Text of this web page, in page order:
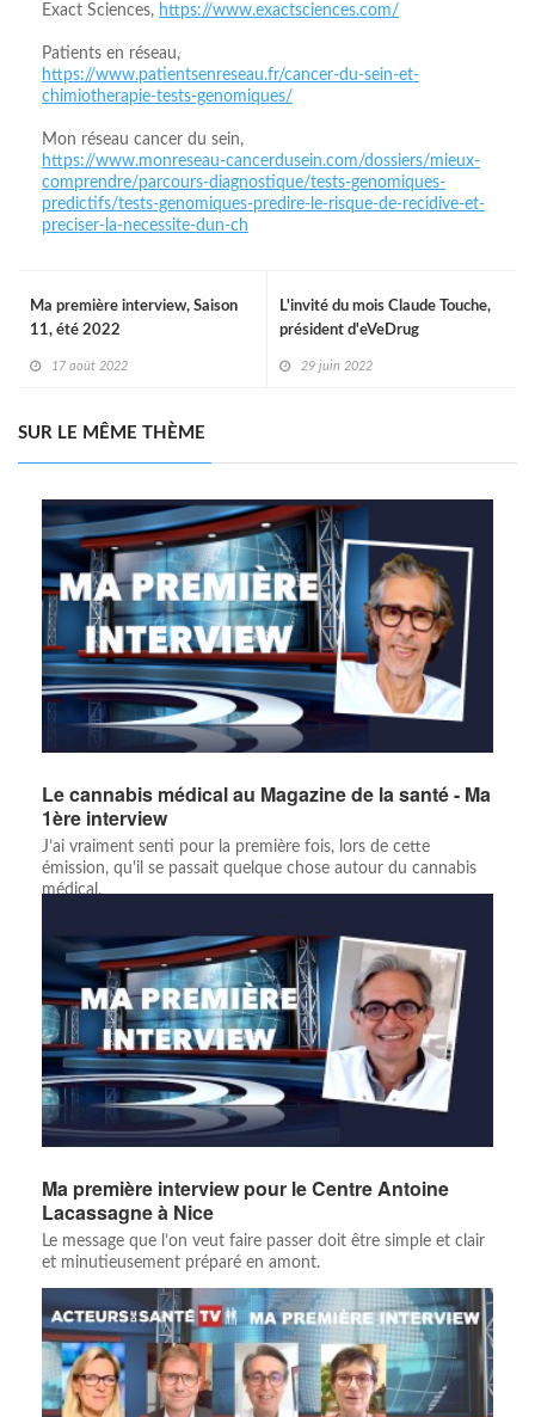
Exact Sciences, https://www.exactsciences.com/
Patients en réseau,
https://www.patientsenreseau.fr/cancer-du-sein-et-
chimiotherapie-tests-genomiques/
Mon réseau cancer du sein,
https://www.monreseau-cancerdusein.com/dossiers/mieux-
comprendre/parcours-diagnostique/tests-genomiques-
predictifs/tests-genomiques-predire-le-risque-de-recidive-et-
preciser-la-necessite-dun-ch
L'invité du mois Claude Touche,
président d'eVeDrug
29 juin 2022
Ma première interview, Saison
11, été 2022
17 août 2022
SUR LE MÊME THÈME
Le cannabis médical au Magazine de la santé - Ma
1ère interview
J’ai vraiment senti pour la première fois, lors de cette
émission, qu'il se passait quelque chose autour du cannabis
médical.
Ma première interview pour le Centre Antoine
Lacassagne à Nice
Le message que l’on veut faire passer doit être simple et clair
et minutieusement préparé en amont.